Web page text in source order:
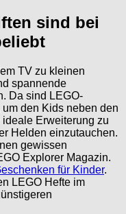
sind bei
TV zu kleinen
spannende
Da sind LEGO-
den Kids neben den
Erweiterung zu
Helden einzutauchen.
gewissen
Explorer Magazin.
für Kinder.
LEGO Hefte im